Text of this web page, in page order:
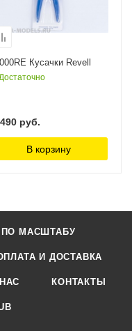
Кусачки Revell
Достаточно
руб.
В корзину
ПО МАСШТАБУ
И ДОСТАВКА
КОНТАКТЫ